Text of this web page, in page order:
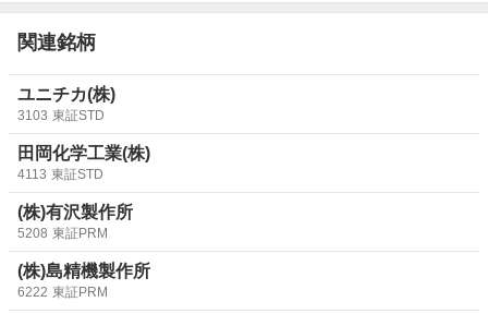
関連銘柄
ユニチカ(株)
3103 東証STD
田岡化学工業(株)
4113 東証STD
(株)有沢製作所
5208 東証PRM
(株)島精機製作所
6222 東証PRM